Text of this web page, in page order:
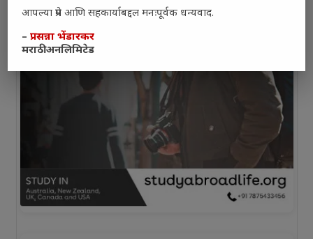
आपल्या प्रेम आणि सहकार्याबद्दल मनःपूर्वक धन्यवाद.
–प्रसन्ना भेंडारकर
मराठी अनलिमिटेड